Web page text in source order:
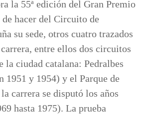
la 55ª edición del Gran Premio
de hacer del Circuito de
su sede, otros cuatro trazados
entre ellos dos circuitos
la ciudad catalana: Pedralbes
1951 y 1954) y el Parque de
carrera se disputó los años
hasta 1975). La prueba